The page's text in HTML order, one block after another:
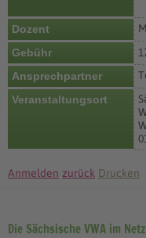
Dozent
Gebühr
Ansprechpartner
Veranstaltungsort
Anmelden zurück Drucken
Die Sächsische VWA im